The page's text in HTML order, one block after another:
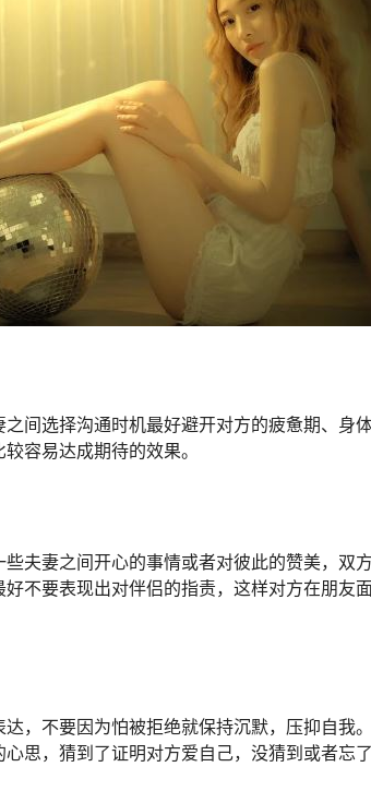
选择沟通时机最好避开对方的疲惫期、身
容易达成期待的效果。
妻之间开心的事情或者对彼此的赞美，双
不要表现出对伴侣的指责，这样对方在朋友
不要因为怕被拒绝就保持沉默，压抑自我
思，猜到了证明对方爱自己，没猜到或者忘